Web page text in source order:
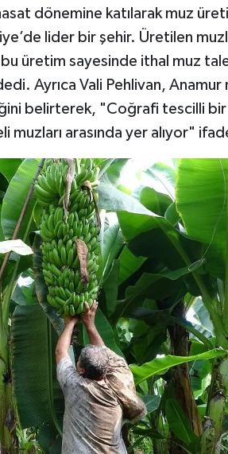
dönemine katılarak muz
lider bir şehir. Üretilen
üretim sayesinde ithal muz
Ayrıca Vali Pehlivan, Anamur
belirterek, "Coğrafi tescilli bir
muzları arasında yer alıyor"